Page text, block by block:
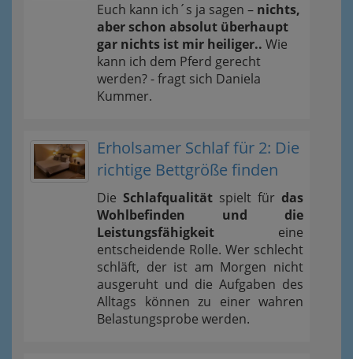
Euch kann ich´s ja sagen – nichts,
aber schon absolut überhaupt
gar nichts ist mir heiliger.. Wie
kann ich dem Pferd gerecht
werden? - fragt sich Daniela
Kummer.
Erholsamer Schlaf für 2: Die
richtige Bettgröße finden
Die Schlafqualität spielt für das
Wohlbefinden und die
Leistungsfähigkeit eine
entscheidende Rolle. Wer schlecht
schläft, der ist am Morgen nicht
ausgeruht und die Aufgaben des
Alltags können zu einer wahren
Belastungsprobe werden.